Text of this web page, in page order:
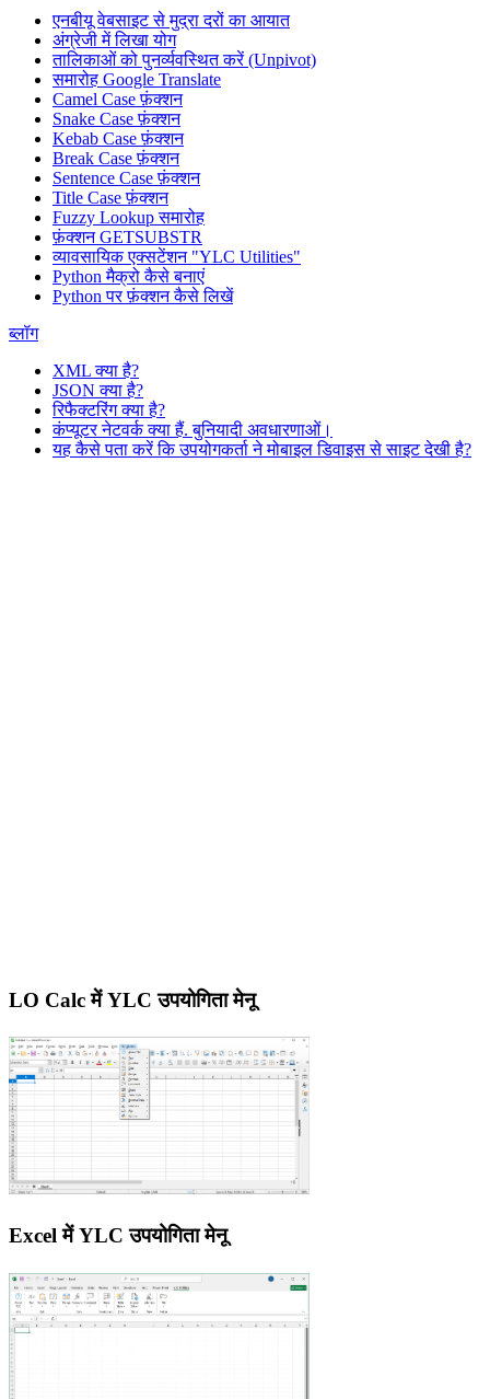
एनबीयू वेबसाइट से मुद्रा दरों का आयात
अंग्रेजी में लिखा योग
तालिकाओं को पुनर्व्यवस्थित करें (Unpivot)
समारोह Google Translate
Camel Case फ़ंक्शन
Snake Case फ़ंक्शन
Kebab Case फ़ंक्शन
Break Case फ़ंक्शन
Sentence Case फ़ंक्शन
Title Case फ़ंक्शन
Fuzzy Lookupसमारोह
फ़ंक्शन GETSUBSTR
व्यावसायिक एक्सटेंशन "YLC Utilities"
Python मैक्रो कैसे बनाएं
Python पर फ़ंक्शन कैसे लिखें
ब्लॉग
XML क्या है?
JSON क्या है?
रिफैक्टरिंग क्या है?
कंप्यूटर नेटवर्क क्या हैं. बुनियादी अवधारणाओं।
यह कैसे पता करें कि उपयोगकर्ता ने मोबाइल डिवाइस से साइट देखी है?
LO Calc में YLC उपयोगिता मेनू
Excel में YLC उपयोगिता मेनू